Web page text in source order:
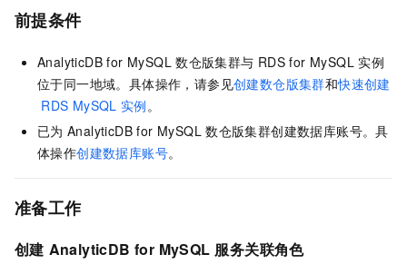
前提条件
AnalyticDB for MySQL 数仓版集群与 RDS for MySQL 实例
位于同一地域。具体操作，请参见创建数仓版集群和快速创建
RDS MySQL 实例 。
已为 AnalyticDB for MySQL 数仓版集群创建数据库账号。具
体操作创建数据库账号。
准备工作
创建 AnalyticDB for MySQL 服务关联角色